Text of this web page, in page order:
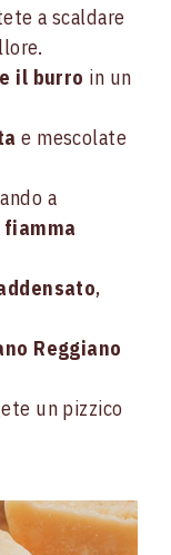
a scaldare
il burro in un
e mescolate
a
fiamma
,
Reggiano
un pizzico